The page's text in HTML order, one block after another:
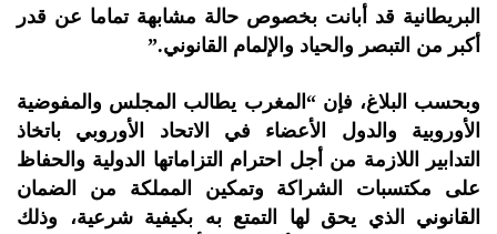
البريطانية قد أبانت بخصوص حالة مشابهة تماما عن قدر
أكبر من التبصر والحياد ‏والإلمام القانوني‎”.‎
وبحسب البلاغ، فإن “المغرب يطالب المجلس والمفوضية
الأوروبية والدول الأعضاء في الاتحاد الأوروبي باتخاذ
التدابير اللازمة ‏من أجل احترام التزاماتها الدولية والحفاظ
على مكتسبات الشراكة وتمكين المملكة من الضمان
القانوني الذي يحق لها التمتع به ‏بكيفية شرعية، وذلك